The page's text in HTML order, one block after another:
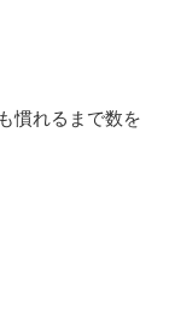
慣れるまで数を